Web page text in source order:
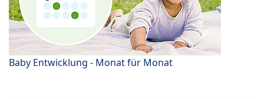
Baby Entwicklung - Monat für Monat